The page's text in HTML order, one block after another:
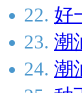
22. 好
23. 潮
24. 潮